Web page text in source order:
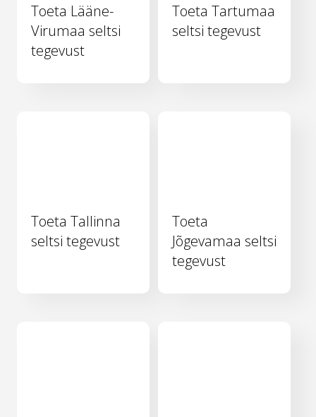
Toeta Lääne-
Virumaa seltsi
tegevust
Toeta Tartumaa
seltsi tegevust
Toeta Tallinna
seltsi tegevust
Toeta
Jõgevamaa seltsi
tegevust